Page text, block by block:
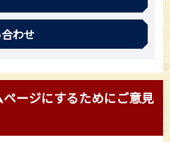
わせ
ージにするためにご意見